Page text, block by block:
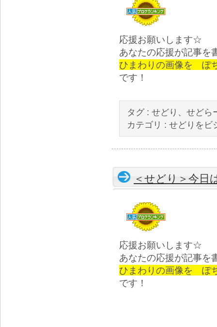
応援お願いします☆
あなたの応援が記事を
ひまわりの画像を ぽ
です！
タグ : せどり、せどら
カテゴリ : せどりをビ
＜せどり＞今日
応援お願いします☆
あなたの応援が記事を
ひまわりの画像を ぽ
です！